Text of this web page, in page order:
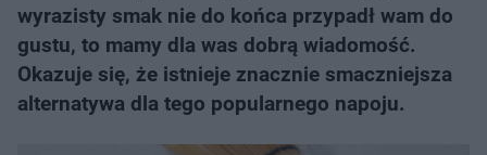
wyrazisty smak nie do końca przypadł wam do
gustu, to mamy dla was dobrą wiadomość.
Okazuje się, że istnieje znacznie smaczniejsza
alternatywa dla tego popularnego napoju.